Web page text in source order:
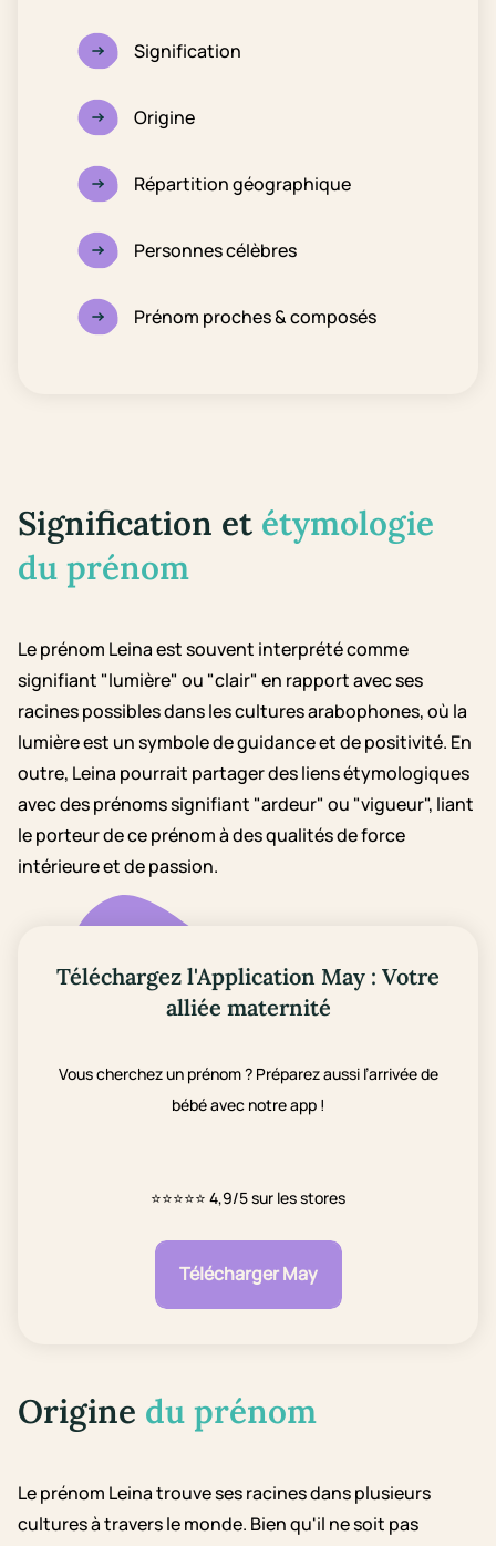
Signification
Origine
Répartition géographique
Personnes célèbres
Prénom proches & composés
Signification et étymologie
du prénom
Le prénom Leina est souvent interprété comme
signifiant "lumière" ou "clair" en rapport avec ses
racines possibles dans les cultures arabophones, où la
lumière est un symbole de guidance et de positivité. En
outre, Leina pourrait partager des liens étymologiques
avec des prénoms signifiant "ardeur" ou "vigueur", liant
le porteur de ce prénom à des qualités de force
intérieure et de passion.
Téléchargez l'Application May : Votre
alliée maternité
Vous cherchez un prénom ? Préparez aussi l’arrivée de
bébé avec notre app !
⭐⭐⭐⭐⭐ 4,9/5 sur les stores
Télécharger May
Origine du prénom
Le prénom Leina trouve ses racines dans plusieurs
cultures à travers le monde. Bien qu'il ne soit pas